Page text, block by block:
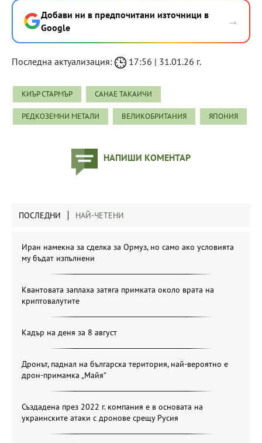
Добави ни в предпочитани източници в
Google
→
Последна актуализация: 17:56 | 31.01.26 г.
КИЪР СТАРМЪР САНАЕ ТАКАИЧИ
РЕДКОЗЕМНИ МЕТАЛИ ВЕЛИКОБРИТАНИЯ ЯПОНИЯ
НАПИШИ КОМЕНТАР
ПОСЛЕДНИ НАЙ-ЧЕТЕНИ
Иран намекна за сделка за Ормуз, но само ако условията
му бъдат изпълнени
Квантовата заплаха затяга примката около врата на
криптовалутите
Кадър на деня за 8 август
Дронът, паднал на българска територия, най-вероятно е
дрон-примамка „Майя“
Създадена през 2022 г. компания е в основата на
украинските атаки с дронове срещу Русия